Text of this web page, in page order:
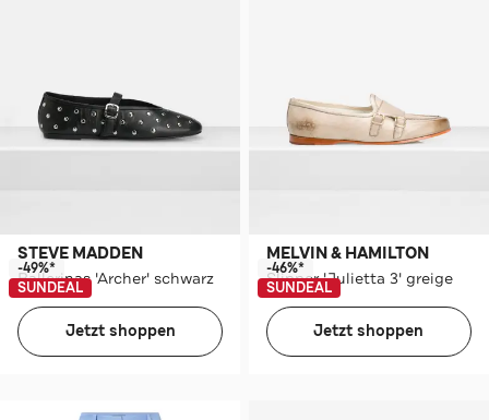
STEVE MADDEN
Ballerinas 'Archer' schwarz
-49%*
SUNDEAL
Jetzt shoppen
MELVIN & HAMILTON
Slipper 'Julietta 3' greige
-46%*
SUNDEAL
Jetzt shoppen